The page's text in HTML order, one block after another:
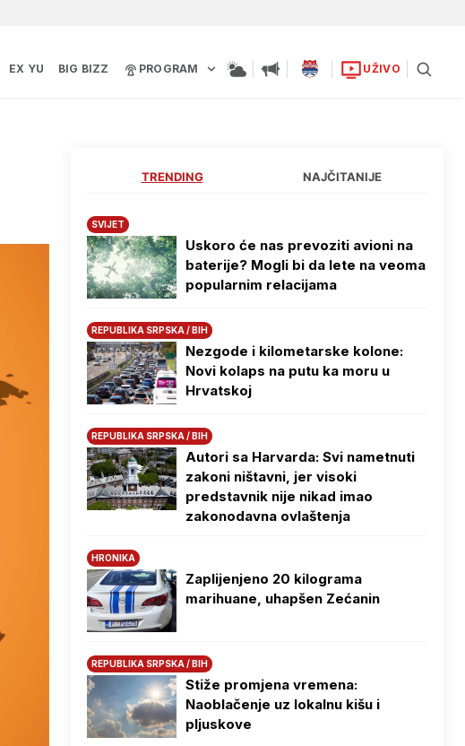
EX YU BIG BIZZ PROGRAM UŽIVO
TRENDING NAJČITANIJE
SVIJET
Uskoro će nas prevoziti avioni na
baterije? Mogli bi da lete na veoma
popularnim relacijama
REPUBLIKA SRPSKA / BIH
Nezgode i kilometarske kolone:
Novi kolaps na putu ka moru u
Hrvatskoj
REPUBLIKA SRPSKA / BIH
Autori sa Harvarda: Svi nametnuti
zakoni ništavni, jer visoki
predstavnik nije nikad imao
zakonodavna ovlaštenja
HRONIKA
Zaplijenjeno 20 kilograma
marihuane, uhapšen Zećanin
REPUBLIKA SRPSKA / BIH
Stiže promjena vremena:
Naoblačenje uz lokalnu kišu i
pljuskove